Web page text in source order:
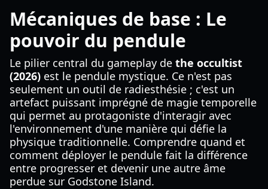
Mécaniques de base : Le
pouvoir du pendule
Le pilier central du gameplay de the occultist
(2026) est le pendule mystique. Ce n'est pas
seulement un outil de radiesthésie ; c'est un
artefact puissant imprégné de magie temporelle
qui permet au protagoniste d'interagir avec
l'environnement d'une manière qui défie la
physique traditionnelle. Comprendre quand et
comment déployer le pendule fait la différence
entre progresser et devenir une autre âme
perdue sur Godstone Island.